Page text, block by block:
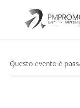
Questo evento è